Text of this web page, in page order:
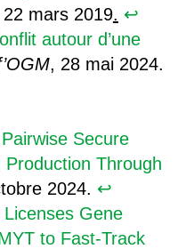
mars 2019. ↩︎
autour d’une
, 28 mai 2024.
Secure
Through
2024. ↩︎
Licenses Gene
to Fast-Track